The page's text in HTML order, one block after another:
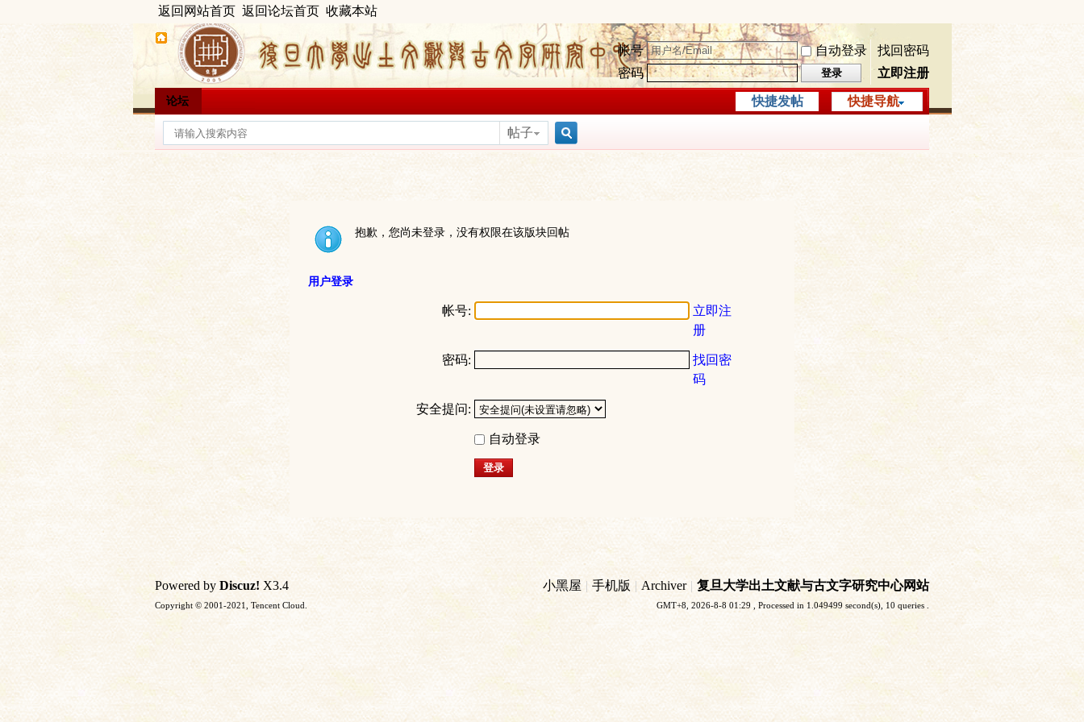
返回网站首页 返回论坛首页 收藏本站
帐号 自动登录
找回密码
密码
登录 立即注册
快捷导航
论坛 快捷发帖
帖子
索
抱歉，您尚未登录，没有权限在该版块回帖
用户登录
帐号:
立即注
册
密码:
找回密
码
安全提问:
自动登录
登录
小黑屋 | 手机版 | Archiver | 复旦大学出土文献与古文字研究中心网站
GMT+8, 2026-8-8 01:29 , Processed in 1.049499 second(s), 10 queries .
Powered by Discuz! X3.4
Copyright © 2001-2021, Tencent Cloud.